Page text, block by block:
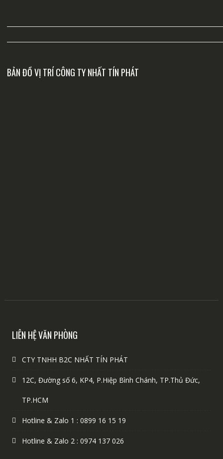
BẢN ĐỒ VỊ TRÍ CÔNG TY NHẤT TÍN PHÁT
LIÊN HỆ VĂN PHÒNG
CTY TNHH B2C NHẤT TÍN PHÁT
12C, Đường số 6, KP4, P.Hiệp Bình Chánh, TP.Thủ Đức,
TP.HCM
Hotline & Zalo 1 : 0899 16 15 19
Hotline & Zalo 2 : 0974 137 026